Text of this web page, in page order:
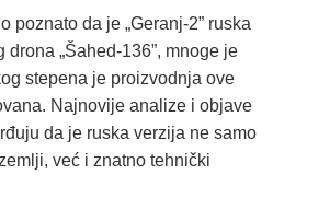
poznato da je „Geranj-2” ruska
drona „Šahed-136”, mnoge je
stepena je proizvodnja ove
Najnovije analize i objave
da je ruska verzija ne samo
već i znatno tehnički